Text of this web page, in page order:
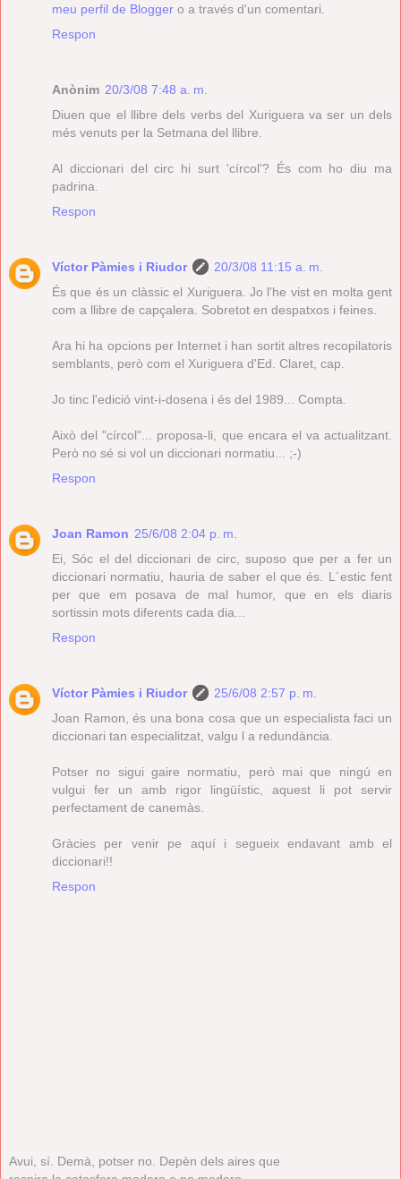
meu perfil de Blogger o a través d'un comentari.
Respon
Anònim 20/3/08 7:48 a. m.
Diuen que el llibre dels verbs del Xuriguera va ser un dels
més venuts per la Setmana del llibre.
Al diccionari del circ hi surt 'círcol'? És com ho diu ma
padrina.
Respon
Víctor Pàmies i Riudor
20/3/08 11:15 a. m.
És que és un clàssic el Xuriguera. Jo l'he vist en molta gent
com a llibre de capçalera. Sobretot en despatxos i feines.
Ara hi ha opcions per Internet i han sortit altres recopilatoris
semblants, però com el Xuriguera d'Ed. Claret, cap.
Jo tinc l'edició vint-i-dosena i és del 1989... Compta.
Això del "círcol"... proposa-li, que encara el va actualitzant.
Però no sé si vol un diccionari normatiu... ;-)
Respon
Joan Ramon 25/6/08 2:04 p. m.
Ei, Sóc el del diccionari de circ, suposo que per a fer un
diccionari normatiu, hauria de saber el que és. L´estic fent
per que em posava de mal humor, que en els diaris
sortissin mots diferents cada dia...
Respon
Víctor Pàmies i Riudor
25/6/08 2:57 p. m.
Joan Ramon, és una bona cosa que un especialista faci un
diccionari tan especialitzat, valgu l a redundància.
Potser no sigui gaire normatiu, però mai que ningú en
vulgui fer un amb rigor lingüístic, aquest li pot servir
perfectament de canemàs.
Gràcies per venir pe aquí i segueix endavant amb el
diccionari!!
Respon
Avui, sí. Demà, potser no. Depèn dels aires que